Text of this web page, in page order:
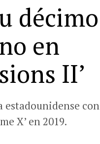
décimo
en
II’
estadounidense con
X’ en 2019.